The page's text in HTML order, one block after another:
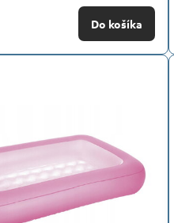
Do košíka